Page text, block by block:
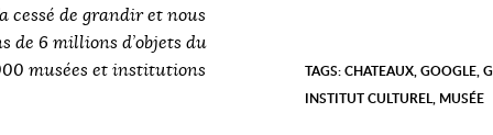
de grandir et nous
de 6 millions d’objets du
musées et institutions
TAGS:CHATEAUX,GOOGLE,
INSTITUT CULTUREL, MUSÉE